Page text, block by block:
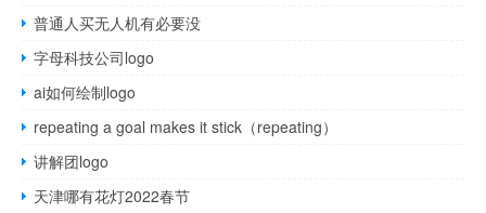
普通人买无人机有必要没
字母科技公司logo
ai如何绘制logo
repeating a goal makes it stick（repeating）
讲解团logo
天津哪有花灯2022春节